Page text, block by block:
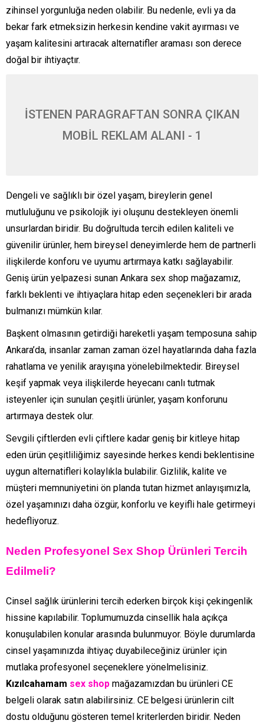
zihinsel yorgunluğa neden olabilir. Bu nedenle, evli ya da
bekar fark etmeksizin herkesin kendine vakit ayırması ve
yaşam kalitesini artıracak alternatifler araması son derece
doğal bir ihtiyaçtır.
İSTENEN PARAGRAFTAN SONRA ÇIKAN
MOBİL REKLAM ALANI - 1
Dengeli ve sağlıklı bir özel yaşam, bireylerin genel
mutluluğunu ve psikolojik iyi oluşunu destekleyen önemli
unsurlardan biridir. Bu doğrultuda tercih edilen kaliteli ve
güvenilir ürünler, hem bireysel deneyimlerde hem de partnerli
ilişkilerde konforu ve uyumu artırmaya katkı sağlayabilir.
Geniş ürün yelpazesi sunan Ankara sex shop mağazamız,
farklı beklenti ve ihtiyaçlara hitap eden seçenekleri bir arada
bulmanızı mümkün kılar.
Başkent olmasının getirdiği hareketli yaşam temposuna sahip
Ankara’da, insanlar zaman zaman özel hayatlarında daha fazla
rahatlama ve yenilik arayışına yönelebilmektedir. Bireysel
keşif yapmak veya ilişkilerde heyecanı canlı tutmak
isteyenler için sunulan çeşitli ürünler, yaşam konforunu
artırmaya destek olur.
Sevgili çiftlerden evli çiftlere kadar geniş bir kitleye hitap
eden ürün çeşitliliğimiz sayesinde herkes kendi beklentisine
uygun alternatifleri kolaylıkla bulabilir. Gizlilik, kalite ve
müşteri memnuniyetini ön planda tutan hizmet anlayışımızla,
özel yaşamınızı daha özgür, konforlu ve keyifli hale getirmeyi
hedefliyoruz.
Neden Profesyonel Sex Shop Ürünleri Tercih
Edilmeli?
Cinsel sağlık ürünlerini tercih ederken birçok kişi çekingenlik
hissine kapılabilir. Toplumumuzda cinsellik hala açıkça
konuşulabilen konular arasında bulunmuyor. Böyle durumlarda
cinsel yaşamınızda ihtiyaç duyabileceğiniz ürünler için
mutlaka profesyonel seçeneklere yönelmelisiniz.
Kızılcahamam sex shop mağazamızdan bu ürünleri CE
belgeli olarak satın alabilirsiniz. CE belgesi ürünlerin cilt
dostu olduğunu gösteren temel kriterlerden biridir. Neden